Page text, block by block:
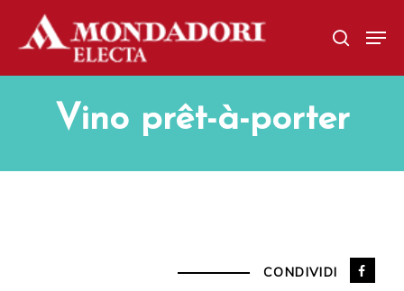
content
search
Vino prêt-à-porter
CONDIVIDI